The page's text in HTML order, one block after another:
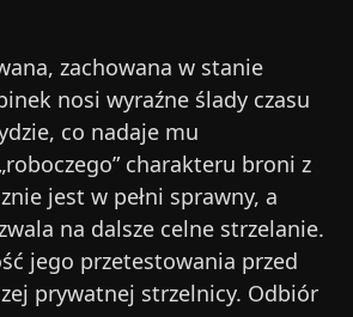
zachowana w stanie
nosi wyraźne ślady czasu
co nadaje mu
charakteru broni z
jest w pełni sprawny, a
na dalsze celne strzelanie.
jego przetestowania przed
prywatnej strzelnicy. Odbiór